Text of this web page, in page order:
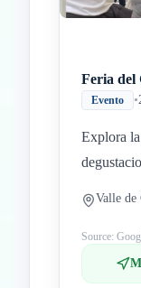
Feria del
Evento •
Explora
Valle de
Source: